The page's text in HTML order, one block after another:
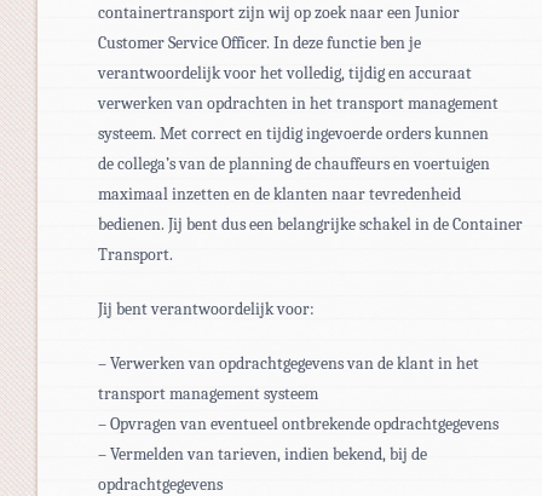
containertransport zijn wij op zoek naar een Junior
Customer Service Officer. In deze functie ben je
verantwoordelijk voor het volledig, tijdig en accuraat
verwerken van opdrachten in het transport management
systeem. Met correct en tijdig ingevoerde orders kunnen
de collega’s van de planning de chauffeurs en voertuigen
maximaal inzetten en de klanten naar tevredenheid
bedienen. Jij bent dus een belangrijke schakel in de Container
Transport.
Jij bent verantwoordelijk voor:
– Verwerken van opdrachtgegevens van de klant in het
transport management systeem
– Opvragen van eventueel ontbrekende opdrachtgegevens
– Vermelden van tarieven, indien bekend, bij de
opdrachtgegevens